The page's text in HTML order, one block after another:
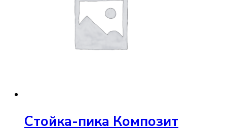
Стойка-пика Композит